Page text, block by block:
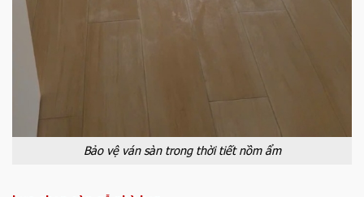
Bảo vệ ván sàn trong thời tiết nồm ẩm